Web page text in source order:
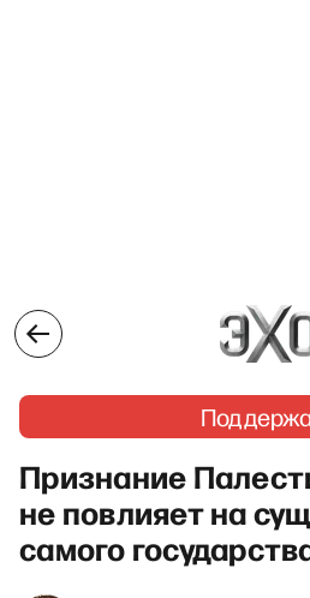
Признание
не повлияет на
самого